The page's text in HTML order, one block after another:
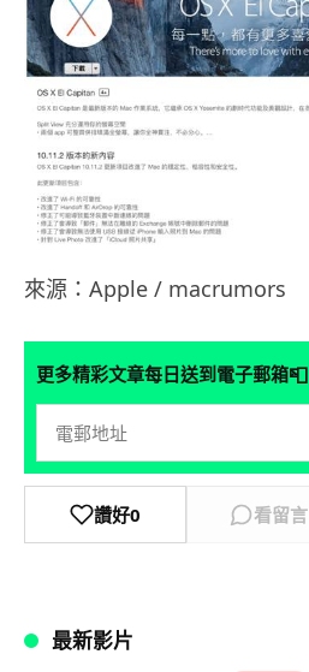
來源：Apple / macrumors
更多精彩文章每日送到電子郵箱📮
讚好0 看留言
最新影片